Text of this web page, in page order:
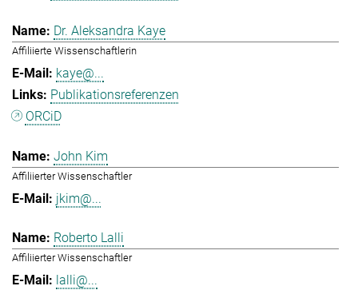
Dr. Aleksandra Kaye
Affiliierte Wissenschaftlerin
kaye@...
Publikationsreferenzen
ORCiD
John Kim
Affiliierter Wissenschaftler
jkim@...
Roberto Lalli
Affiliierter Wissenschaftler
lalli@...